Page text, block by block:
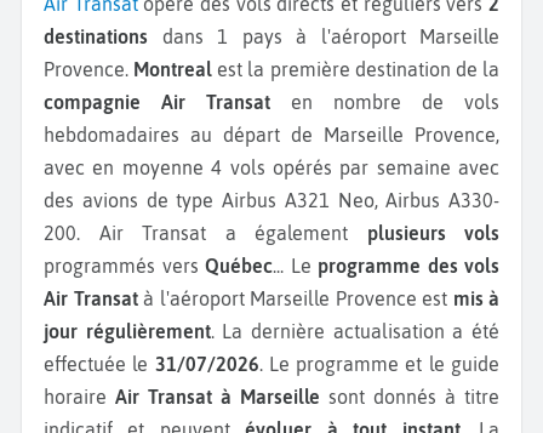
destinations dans 1 pays à l'aéroport Marseille
Provence. Montreal est la première destination de la
compagnie Air Transat en nombre de vols
hebdomadaires au départ de Marseille Provence,
avec en moyenne 4 vols opérés par semaine avec
des avions de type Airbus A321 Neo, Airbus A330-
200. Air Transat a également plusieurs vols
programmés vers Québec... Le programme des vols
Air Transatà l'aéroport Marseille Provence est mis à
jour régulièrement. La dernière actualisation a été
effectuée le 31/07/2026. Le programme et le guide
horaire Air Transat à Marseille sont donnés à titre